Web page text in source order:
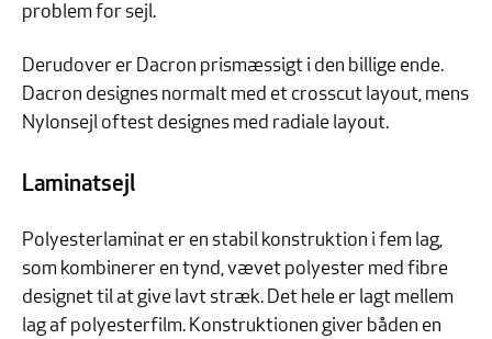
problem for sejl.
Derudover er Dacron prismæssigt i den billige ende.
Dacron designes normalt med et crosscut layout, mens
Nylonsejl oftest designes med radiale layout.
Laminatsejl
Polyesterlaminat er en stabil konstruktion i fem lag,
som kombinerer en tynd, vævet polyester med fibre
designet til at give lavt stræk. Det hele er lagt mellem
lag af polyesterfilm. Konstruktionen giver båden en